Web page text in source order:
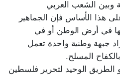
وبين الشعب العربي
هذا الأساس فإن الجماهير
في أرض الوطن أو في
جبهة وطنية واحدة تعمل
المسلح.
هو الطريق الوحيد لتحرير فلسطين